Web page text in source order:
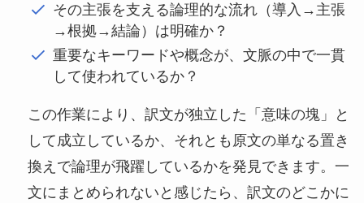
その主張を支える論理的な流れ（導入→主張
→根拠→結論）は明確か？
重要なキーワードや概念が、文脈の中で一貫
して使われているか？
この作業により、訳文が独立した「意味の塊」と
して成立しているか、それとも原文の単なる置き
換えで論理が飛躍しているかを発見できます。一
文にまとめられないと感じたら、訳文のどこかに